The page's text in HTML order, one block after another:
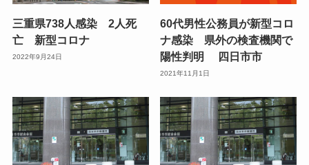
三重県738人感染 2人死
亡 新型コロナ
2022年9月24日
60代男性公務員が新型コロ
ナ感染 県外の検査機関で
陽性判明 四日市市
2021年11月1日